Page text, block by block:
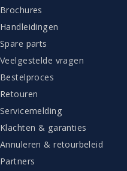
Brochures
Handleidingen
Spare parts
Veelgestelde vragen
Bestelproces
Retouren
Servicemelding
Klachten & garanties
Annuleren & retourbeleid
Partners